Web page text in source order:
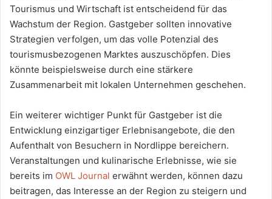
Tourismus und Wirtschaft ist entscheidend für das
Wachstum der Region. Gastgeber sollten innovative
Strategien verfolgen, um das volle Potenzial des
tourismusbezogenen Marktes auszuschöpfen. Dies
könnte beispielsweise durch eine stärkere
Zusammenarbeit mit lokalen Unternehmen geschehen.
Ein weiterer wichtiger Punkt für Gastgeber ist die
Entwicklung einzigartiger Erlebnisangebote, die den
Aufenthalt von Besuchern in Nordlippe bereichern.
Veranstaltungen und kulinarische Erlebnisse, wie sie
bereits im OWL Journal erwähnt werden, können dazu
beitragen, das Interesse an der Region zu steigern und